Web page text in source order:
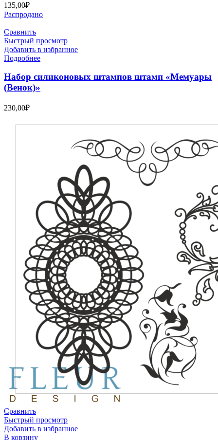
135,00₽
Распродано
Сравнить
Быстрый просмотр
Добавить в избранное
Подробнее
Набор силиконовых штампов штамп «Мемуары
(Венок)»
230,00₽
Сравнить
Быстрый просмотр
Добавить в избранное
В корзину